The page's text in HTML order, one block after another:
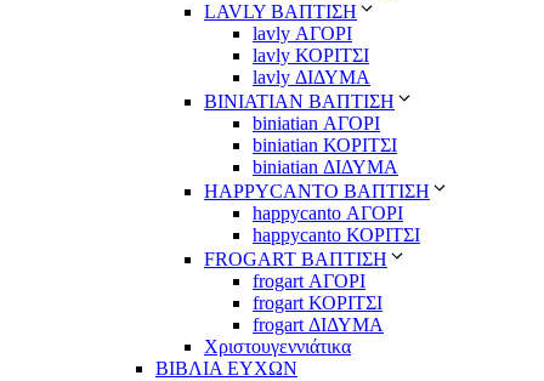
LAVLY ΒΑΠΤΙΣΗ
lavly ΑΓΟΡΙ
lavly ΚΟΡΙΤΣΙ
lavly ΔΙΔΥΜΑ
ΒΙΝΙΑΤΙΑΝ ΒΑΠΤΙΣΗ
biniatian ΑΓΟΡΙ
biniatian ΚΟΡΙΤΣΙ
biniatian ΔΙΔΥΜΑ
HAPPYCANTO ΒΑΠΤΙΣΗ
happycanto ΑΓΟΡΙ
happycanto ΚΟΡΙΤΣΙ
FROGART ΒΑΠΤΙΣΗ
frogart ΑΓΟΡΙ
frogart ΚΟΡΙΤΣΙ
frogart ΔΙΔΥΜΑ
Χριστουγεννιάτικα
ΒΙΒΛΙΑ ΕΥΧΩΝ